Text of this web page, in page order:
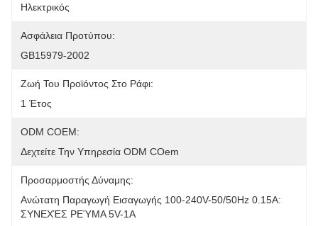
Ηλεκτρικός
Ασφάλεια Προτύπου:
GB15979-2002
Ζωή Του Προϊόντος Στο Ράφι:
1 Έτος
ODM COEM:
Δεχτείτε Την Υπηρεσία ODM COem
Προσαρμοστής Δύναμης:
Ανώτατη Παραγωγή Εισαγωγής 100-240V-50/50Hz 0.15A:
ΣΥΝΕΧΈΣ ΡΕΎΜΑ 5V-1A